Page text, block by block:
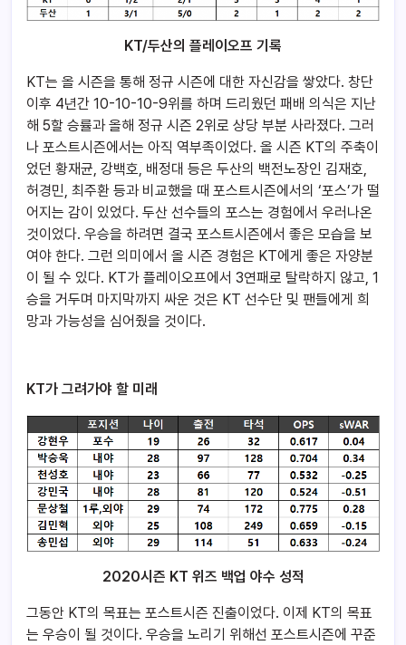
KT/두산의 플레이오프 기록
KT는 올 시즌을 통해 정규 시즌에 대한 자신감을 쌓았다. 창단
이후 4년간 10-10-10-9위를 하며 드리웠던 패배 의식은 지난
해 5할 승률과 올해 정규 시즌 2위로 상당 부분 사라졌다. 그러
나 포스트시즌에서는 아직 역부족이었다. 올 시즌 KT의 주축이
었던 황재균, 강백호, 배정대 등은 두산의 백전노장인 김재호,
허경민, 최주환 등과 비교했을 때 포스트시즌에서의 ‘포스’가 떨
어지는 감이 있었다. 두산 선수들의 포스는 경험에서 우러나온
것이었다. 우승을 하려면 결국 포스트시즌에서 좋은 모습을 보
여야 한다. 그런 의미에서 올 시즌 경험은 KT에게 좋은 자양분
이 될 수 있다. KT가 플레이오프에서 3연패로 탈락하지 않고, 1
승을 거두며 마지막까지 싸운 것은 KT 선수단 및 팬들에게 희
망과 가능성을 심어줬을 것이다.
KT가 그려가야 할 미래
2020시즌 KT 위즈 백업 야수 성적
그동안 KT의 목표는 포스트시즌 진출이었다. 이제 KT의 목표
는 우승이 될 것이다. 우승을 노리기 위해선 포스트시즌에 꾸준